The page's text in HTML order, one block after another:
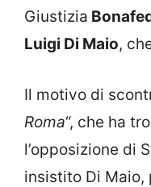
Giustizia
Luigi Di Maio,
Il motivo di
Roma“, che ha
l’opposizione di
insistito Di Maio,